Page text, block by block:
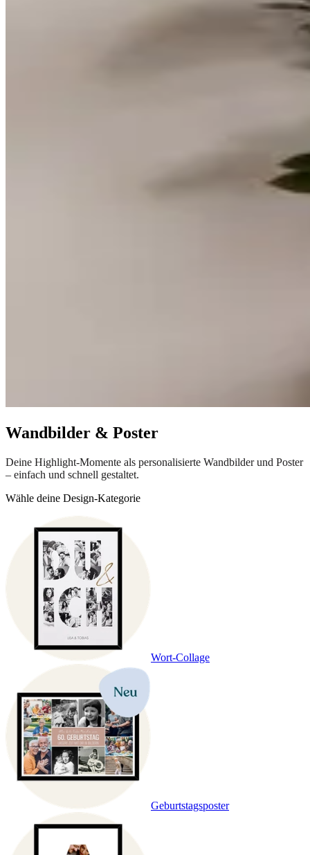
Wandbilder & Poster
Deine Highlight-Momente als personalisierte Wandbilder und Poster
– einfach und schnell gestaltet.
Wähle deine Design-Kategorie
Wort-Collage
Geburtstagsposter